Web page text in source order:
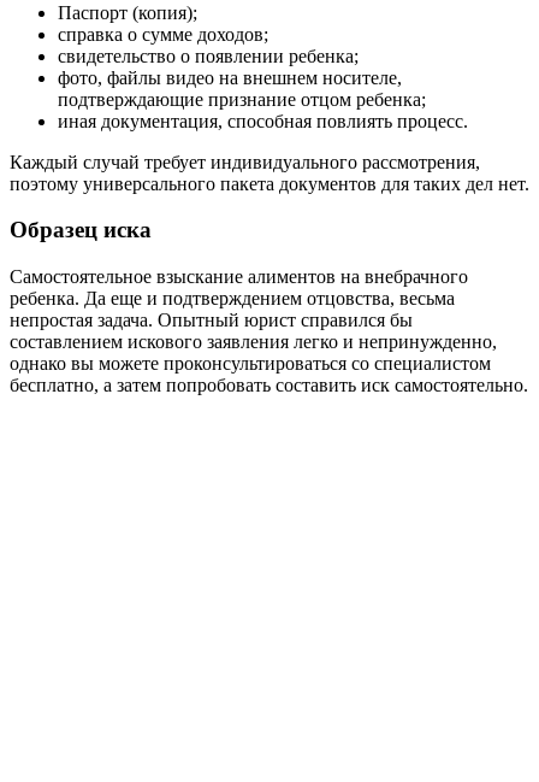
Паспорт (копия);
справка о сумме доходов;
свидетельство о появлении ребенка;
фото, файлы видео на внешнем носителе,
подтверждающие признание отцом ребенка;
иная документация, способная повлиять процесс.
Каждый случай требует индивидуального рассмотрения,
поэтому универсального пакета документов для таких дел нет.
Образец иска
Самостоятельное взыскание алиментов на внебрачного
ребенка. Да еще и подтверждением отцовства, весьма
непростая задача. Опытный юрист справился бы
составлением искового заявления легко и непринужденно,
однако вы можете проконсультироваться со специалистом
бесплатно, а затем попробовать составить иск самостоятельно.